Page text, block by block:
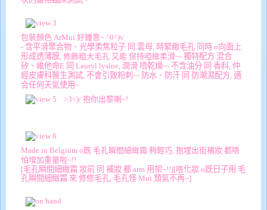
包裝顏色 ArMui 好鍾意~ ^0^)v
- 含平滑聚合物、光學柔焦粒子 同 雲母, 時緊緻毛孔 同時 o向面上
形成透薄膜, 修飾粗大毛孔 又能 保持啞緻柔滑~- 獨特配方 混合
矽 、維他命E 同 Lauryl lysine, 潤滑 唔乾燥~- 不含油分 同 香料, 仲
經皮膚科醫生測試, 不會引致粉刺~- 防水、防汗 同 防潮濕配方, 適
合任何天氣使用~
>3<)/ 抱你出黎喇~!
Made in Belgium o既 毛孔瞬間細緻霜 夠輕巧, 抱埋出街補妝 都唔
怕增加重量啦~!!
[毛孔瞬間細緻霜 妝前 同 補妝 都 arm 用架~!!][唔化妝 o既日子用 毛
孔瞬間細緻霜 來 修修毛孔, 毛孔怪 Mui 頹氣不再~]